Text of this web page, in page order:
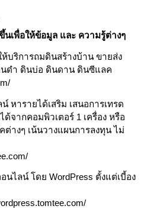
นเพื่อให้ข้อมูล และ ความรู้ต่างๆ
บริการถมดินสร้างบ้าน ขายส่ง
ดำ ดินบ่อ ดินดาน ดินซีแลค
หารายได้เสริม เสนอการเทรด
ด้จากคอมพิวเตอร์ 1 เครื่อง หรือ
างๆ เน้นวางแผนการลงทุน ไม่
นไลน์ โดย WordPress ตั้งแต่เบี้อง